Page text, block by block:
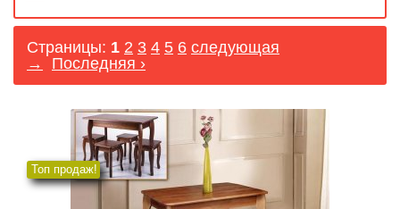
Страницы: 1 2 3 4 5 6 следующая
→
Последняя ›
Топ продаж!